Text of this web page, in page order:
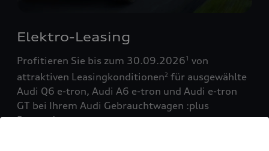
Elektro-Leasing
Profitieren Sie bis zum 30.09.20261 von
attraktiven Leasingkonditionen2 für ausgewählte
Audi Q6 e-tron, Audi A6 e-tron und Audi e-tron
GT bei Ihrem Audi Gebrauchtwagen :plus
Partner!